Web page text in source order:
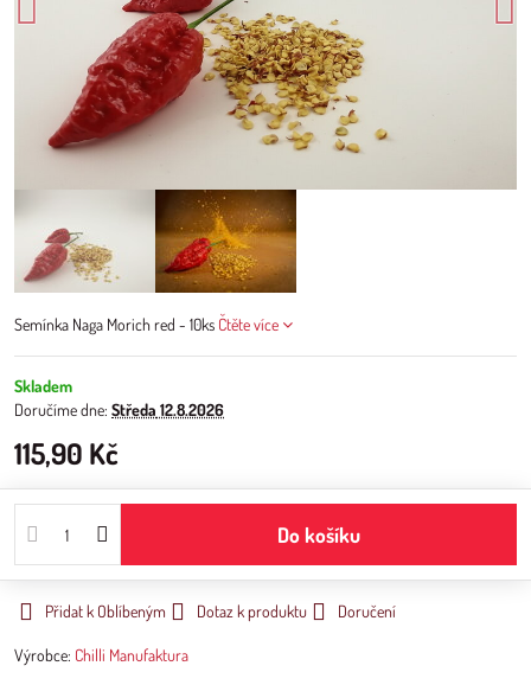
Semínka Naga Morich red - 10ks Čtěte více
Skladem
Doručíme dne: Středa 12.8.2026
115,90 Kč
Do košíku
Přidat k Oblíbeným Dotaz k produktu Doručení
Výrobce: Chilli Manufaktura